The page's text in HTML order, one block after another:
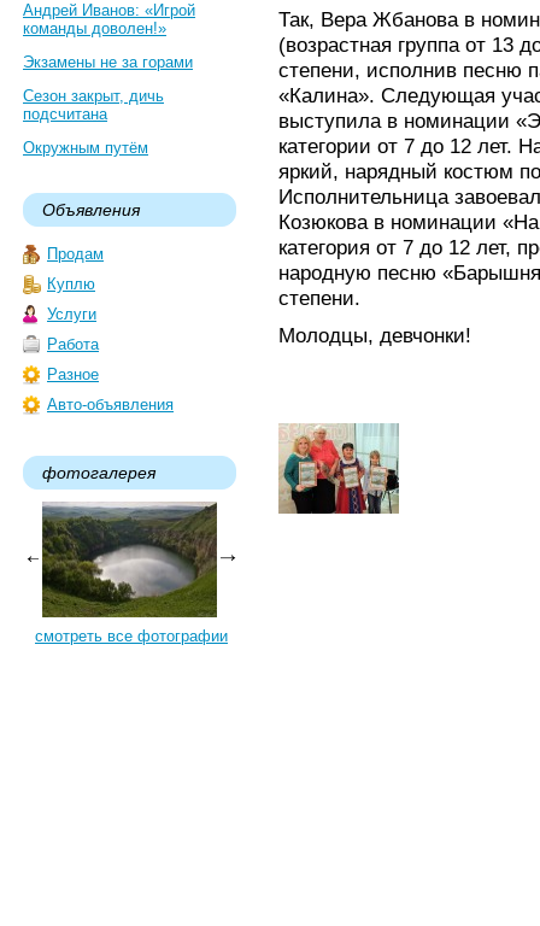
Андрей Иванов: «Игрой
команды доволен!»
Экзамены не за горами
Сезон закрыт, дичь
подсчитана
Окружным путём
Объявления
Продам
Куплю
Услуги
Работа
Разное
Авто-объявления
фотогалерея
смотреть все фотографии
Так, Вера Жбанова в
(возрастная группа от 13
степени, исполнив песню
«Калина». Следующая
выступила в номинации
категории от 7 до 12 лет.
яркий, нарядный костюм
Исполнительница
Козюкова в номинации
категория от 7 до 12 лет,
народную песню
степени.
Молодцы, девчонки!